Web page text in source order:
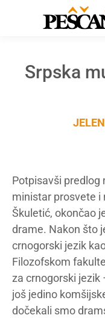
Srpska
Potpisavši predlog
ministar prosvete i
Škuletić, okončao
drame. Nakon što
crnogorski jezik
Filozofskom
za crnogorski jezik
još jedino
dočekali smo